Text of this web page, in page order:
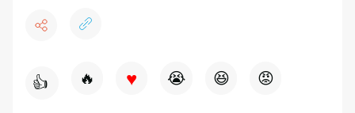
👍 🔥 ♥ 😭 😆 😡